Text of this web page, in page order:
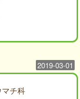
2019-03-01
チ科